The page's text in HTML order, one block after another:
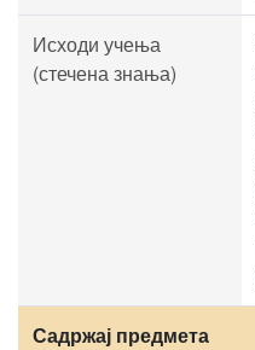
Исходи учења
(стечена знања)
Садржај предмета